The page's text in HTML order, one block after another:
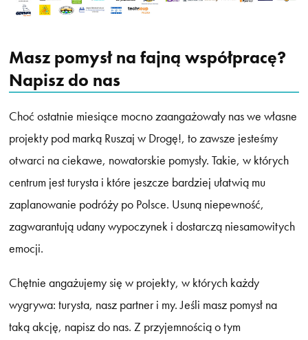
Masz pomysł na fajną współpracę?
Napisz do nas
Choć ostatnie miesiące mocno zaangażowały nas we własne
projekty pod marką Ruszaj w Drogę!, to zawsze jesteśmy
otwarci na ciekawe, nowatorskie pomysły. Takie, w których
centrum jest turysta i które jeszcze bardziej ułatwią mu
zaplanowanie podróży po Polsce. Usuną niepewność,
zagwarantują udany wypoczynek i dostarczą niesamowitych
emocji.
Chętnie angażujemy się w projekty, w których każdy
wygrywa: turysta, nasz partner i my. Jeśli masz pomysł na
taką akcję, napisz do nas. Z przyjemnością o tym